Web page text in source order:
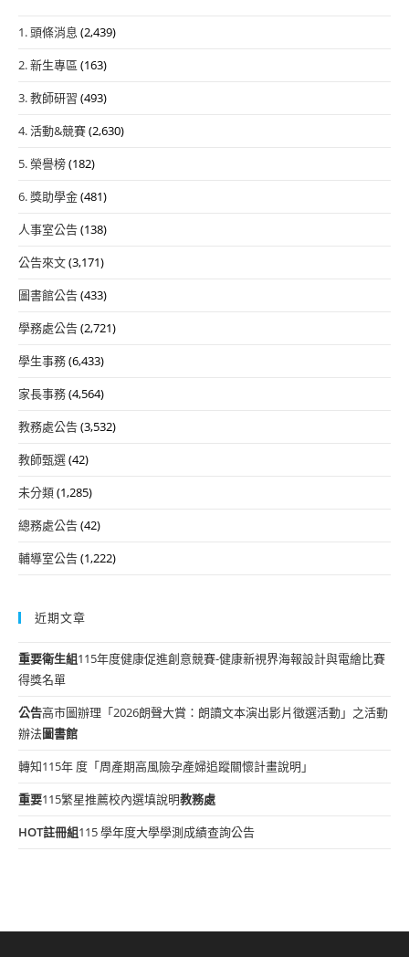
1. 頭條消息 (2,439)
2. 新生專區 (163)
3. 教師研習 (493)
4. 活動&競賽(2,630)
5. 榮譽榜(182)
6. 獎助學金(481)
人事室公告(138)
公告來文(3,171)
圖書館公告(433)
學務處公告(2,721)
學生事務(6,433)
家長事務(4,564)
教務處公告(3,532)
教師甄選(42)
未分類(1,285)
總務處公告(42)
輔導室公告(1,222)
近期文章
重要衛生組115年度健康促進創意競賽-健康新視界海報設計與電繪比賽
得獎名單
公告高市圖辦理「2026朗聲大賞：朗讀文本演出影片徵選活動」之活動
辦法圖書館
轉知115年 度「周產期高風險孕產婦追蹤關懷計畫說明」
重要115繁星推薦校內選填說明教務處
HOT註冊組115 學年度大學學測成績查詢公告